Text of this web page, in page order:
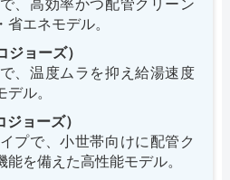
、高効率かつ配管クリーン
エネモデル。
ジョーズ）
、温度ムラを抑え給湯速度
ル。
ョーズ）
プで、小世帯向けに配管ク
能を備えた高性能モデル。